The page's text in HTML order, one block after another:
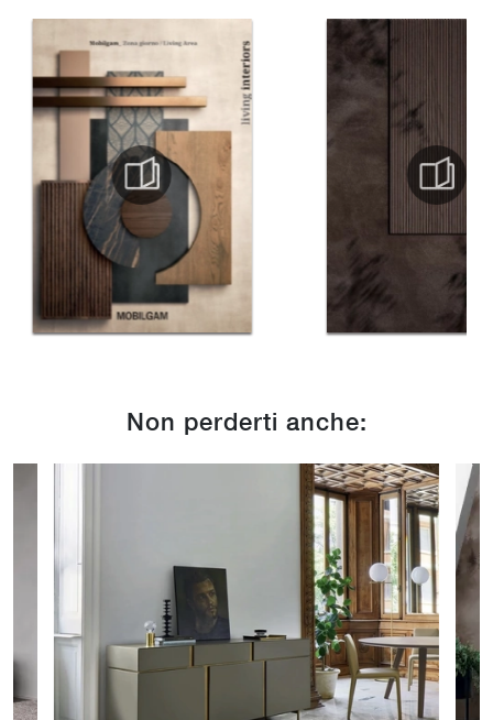
Non perderti anche: